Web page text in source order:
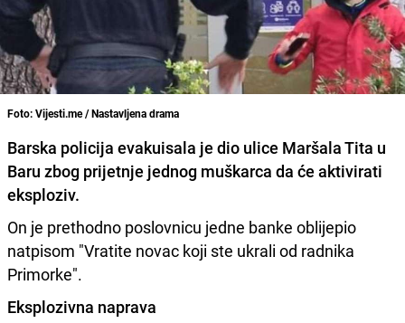
Foto: Vijesti.me / Nastavljena drama
Barska policija evakuisala je dio ulice Maršala Tita u
Baru zbog prijetnje jednog muškarca da će aktivirati
eksploziv.
On je prethodno poslovnicu jedne banke oblijepio
natpisom "Vratite novac koji ste ukrali od radnika
Primorke".
Eksplozivna naprava